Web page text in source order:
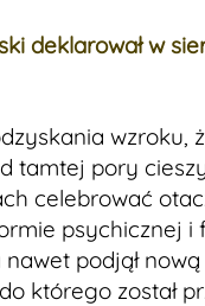
deklarował w
wzroku,
tamtej pory
celebrować
psychicznej i
nawet podjął
którego został